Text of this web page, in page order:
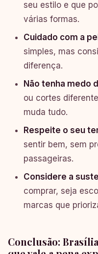
seu estilo e que
várias formas.
Cuidado com a
simples, mas
diferença.
Não tenha medo
ou cortes
muda tudo.
Respeite o seu
sentir bem, sem
passageiras.
Considere a
comprar, seja
marcas que
Conclusão: